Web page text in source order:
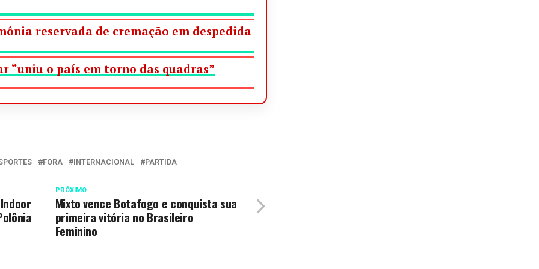
reservada de cremação em despedida
“uniu o país em torno das quadras”
FORA INTERNACIONAL PARTIDA
PRÓXIMO
Mixto vence Botafogo e conquista sua
primeira vitória no Brasileiro
Feminino